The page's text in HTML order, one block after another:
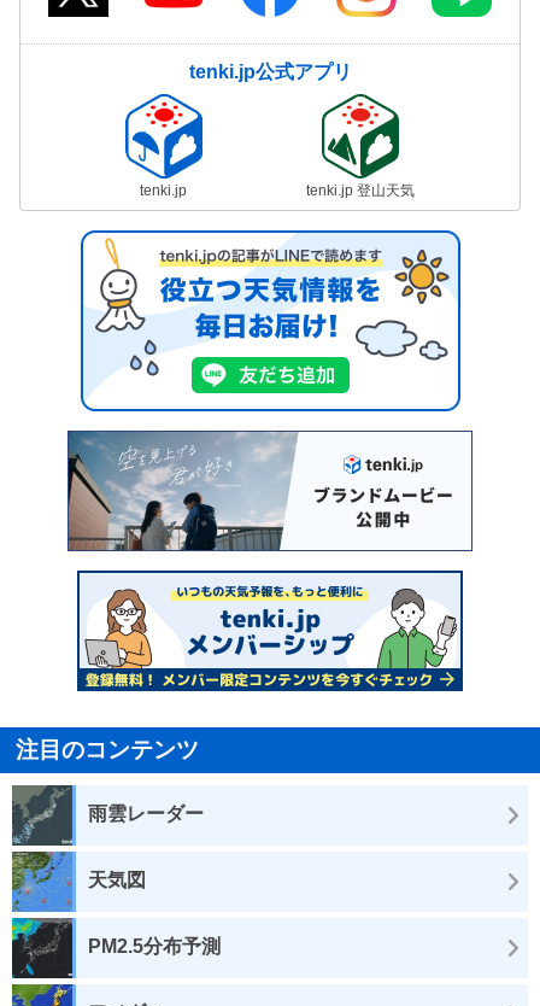
tenki.jp公式アプリ
tenki.jp tenki.jp 登山天気
注目のコンテンツ
雨雲レーダー
天気図
PM2.5分布予測